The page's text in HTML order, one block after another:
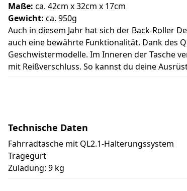
Maße: ca. 42cm x 32cm x 17cm
Gewicht: ca. 950g
Auch in diesem Jahr hat sich der Back-Roller
auch eine bewährte Funktionalität. Dank des
Geschwistermodelle. Im Inneren der Tasche
mit Reißverschluss. So kannst du deine
Technische Daten
Fahrradtasche mit QL2.1-Halterungssystem
Tragegurt
Zuladung: 9 kg